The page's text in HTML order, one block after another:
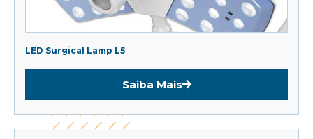
LED Surgical Lamp L5
Saiba Mais